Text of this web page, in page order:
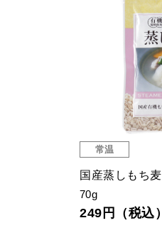
常温
国産蒸しもち麦
70g
249円（税込）